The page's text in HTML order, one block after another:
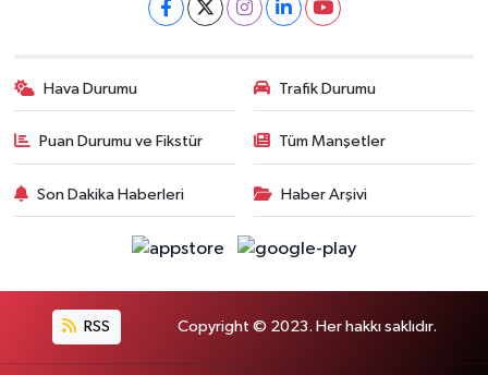
Hava Durumu Trafik Durumu
Puan Durumu ve Fikstür Tüm Manşetler
Son Dakika Haberleri Haber Arşivi
RSS Copyright © 2023. Her hakkı saklıdır.